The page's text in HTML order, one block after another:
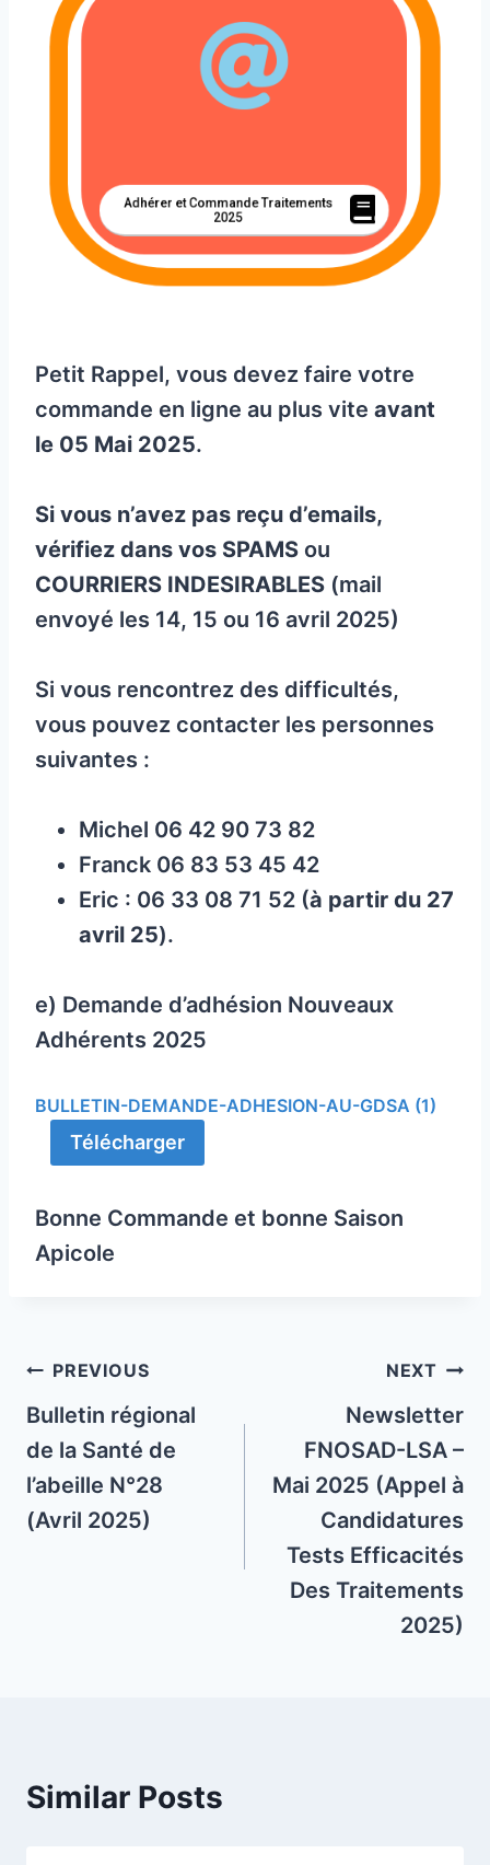
Adhérer et Commande Traitements
2025
Petit Rappel, vous devez faire votre
commande en ligne au plus vite avant
le 05 Mai 2025.
Si vous n’avez pas reçu d’emails,
vérifiez dans vos SPAMS ou
COURRIERS INDESIRABLES (mail
envoyé les 14, 15 ou 16 avril 2025)
Si vous rencontrez des difficultés,
vous pouvez contacter les personnes
suivantes :
Michel 06 42 90 73 82
Franck 06 83 53 45 42
Eric : 06 33 08 71 52 (à partir du 27
avril 25).
e) Demande d’adhésion Nouveaux
Adhérents 2025
BULLETIN-DEMANDE-ADHESION-AU-GDSA (1)
Télécharger
Bonne Commande et bonne Saison
Apicole
Post
navigation
PREVIOUS
Bulletin régional
de la Santé de
l’abeille N°28
(Avril 2025)
NEXT
Newsletter
FNOSAD-LSA –
Mai 2025 (Appel à
Candidatures
Tests Efficacités
Des Traitements
2025)
Similar Posts